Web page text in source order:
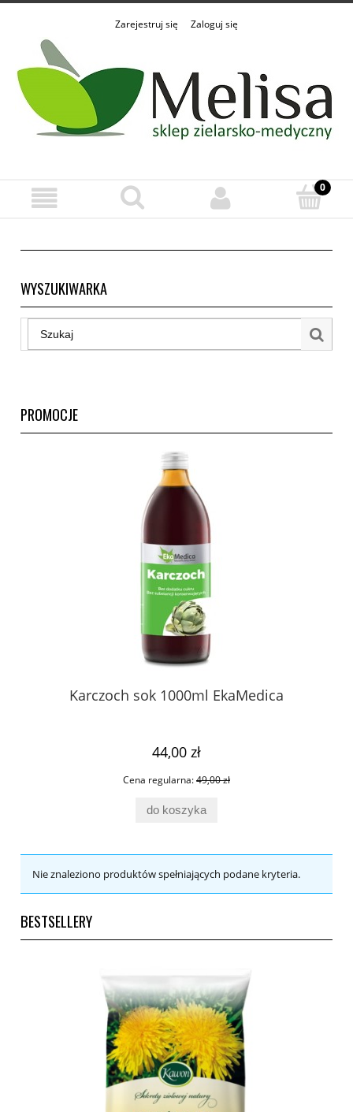
Zarejestruj się Zaloguj się
WYSZUKIWARKA
PROMOCJE
Karczoch sok 1000ml EkaMedica
44,00 zł
Cena regularna:49,00 zł
do koszyka
Nie znaleziono produktów spełniających podane kryteria.
BESTSELLERY